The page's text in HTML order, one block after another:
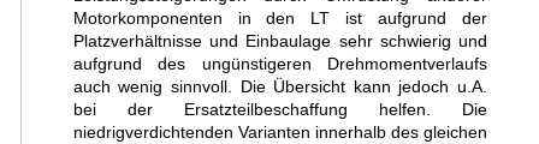
Motorkomponenten in den LT ist aufgrund der
Platzverhältnisse und Einbaulage sehr schwierig und
aufgrund des ungünstigeren Drehmomentverlaufs
auch wenig sinnvoll. Die Übersicht kann jedoch u.A.
bei der Ersatzteilbeschaffung helfen. Die
niedrigverdichtenden Varianten innerhalb des gleichen